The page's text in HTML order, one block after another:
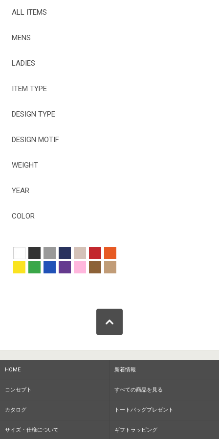
ALL ITEMS
MENS
LADIES
ITEM TYPE
DESIGN TYPE
DESIGN MOTIF
WEIGHT
YEAR
COLOR
HOME 新着情報
コンセプト すべての商品を見る
カタログ トートバッグプレゼント
サイズ・仕様について ギフトラッピング